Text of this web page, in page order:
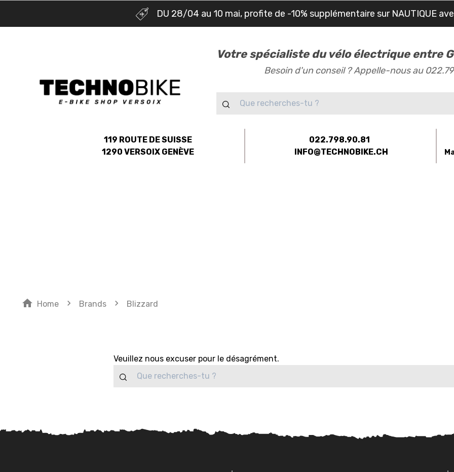
DU 28/04 au 10 mai, profite de -10% supplémentaire sur NAUTIQUE
Votre spécialiste du vélo électrique entre
Besoin d'un conseil ? Appelle-nous au
119 ROUTE DE SUISSE
1290 VERSOIX GENÈVE
022.798.90.81
INFO@TECHNOBIKE.CH
home Home navigate_next Brands navigate_next Blizzard
Veuillez nous excuser pour le désagrément.